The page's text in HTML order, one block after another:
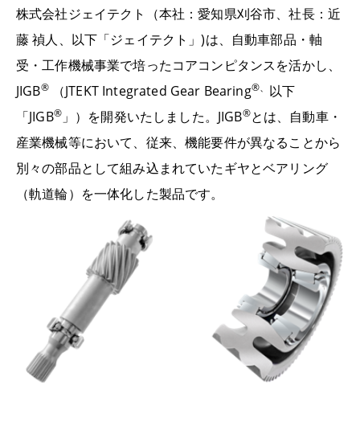
株式会社ジェイテクト（本社：愛知県刈谷市、社長：近
藤禎人、以下「ジェイテクト」)は、自動車部品・軸
受・工作機械事業で培ったコアコンピタンスを活かし、
JIGB® （JTEKT Integrated Gear Bearing®、 以下
「JIGB®」）を開発いたしました。 JIGB®とは、自動車・
産業機械等において、従来、機能要件が異なることから
別々の部品として組み込まれていたギヤとベアリング
（軌道輪）を一体化した製品です。